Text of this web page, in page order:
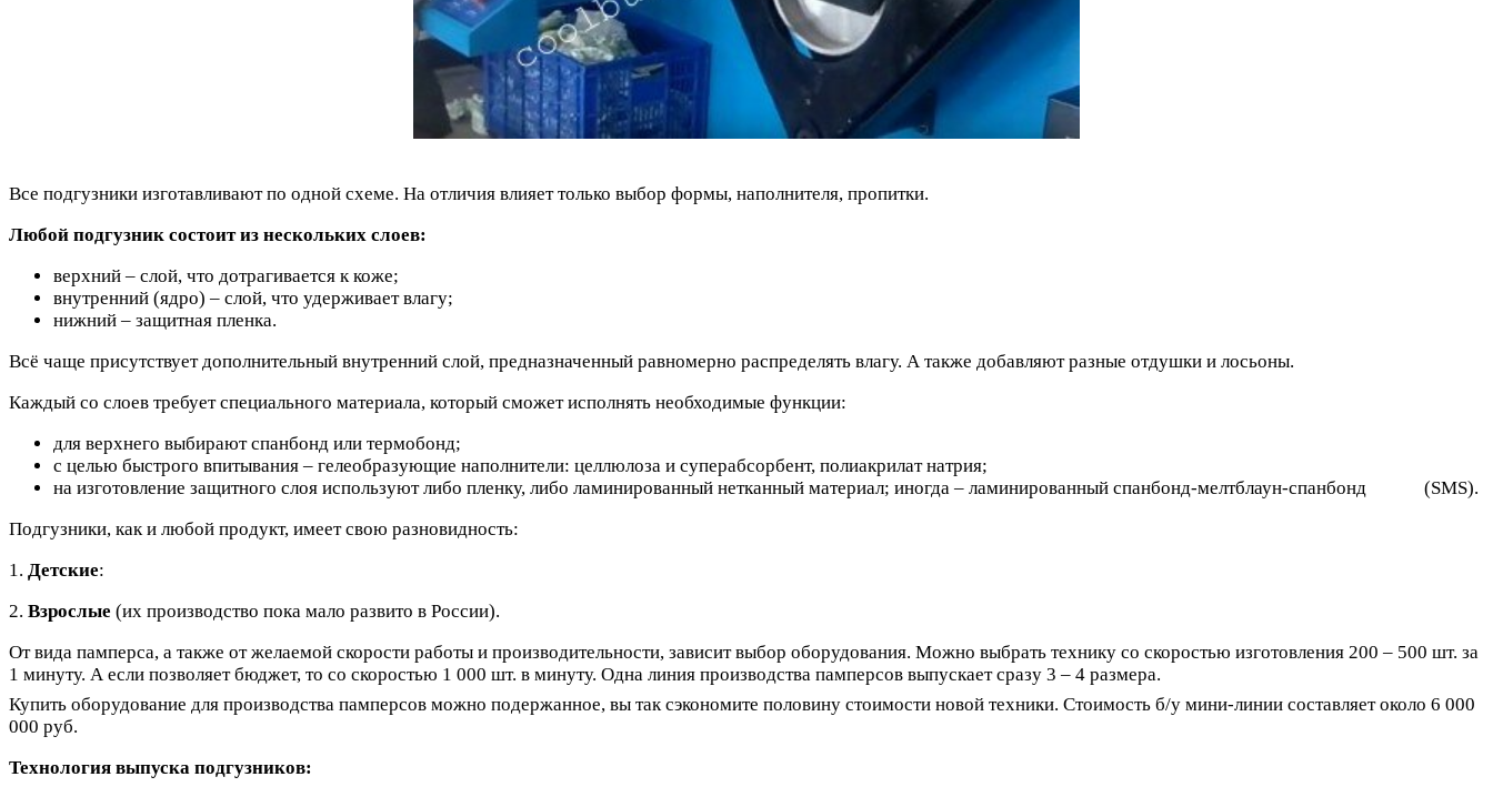
Все подгузники изготавливают по одной схеме. На отличия влияет только выбор формы, наполнителя, пропитки.
Любой подгузник состоит из нескольких слоев:
верхний – слой, что дотрагивается к коже;
внутренний (ядро) – слой, что удерживает влагу;
нижний – защитная пленка.
Всё чаще присутствует дополнительный внутренний слой, предназначенный равномерно распределять влагу. А также добавляют разные отдушки и лосьоны.
Каждый со слоев требует специального материала, который сможет исполнять необходимые функции:
для верхнего выбирают спанбонд или термобонд;
с целью быстрого впитывания – гелеобразующие наполнители: целлюлоза и суперабсорбент, полиакрилат натрия;
на изготовление защитного слоя используют либо пленку, либо ламинированный нетканный материал; иногда – ламинированный спанбонд-мелтблаун-спанбонд (SMS).
Подгузники, как и любой продукт, имеет свою разновидность:
1. Детские:
2. Взрослые (их производство пока мало развито в России).
От вида памперса, а также от желаемой скорости работы и производительности, зависит выбор оборудования. Можно выбрать технику со скоростью изготовления 200 – 500 шт. за
1 минуту. А если позволяет бюджет, то со скоростью 1 000 шт. в минуту. Одна линия производства памперсов выпускает сразу 3 – 4 размера.
Купить оборудование для производства памперсов можно подержанное, вы так сэкономите половину стоимости новой техники. Стоимость б/у мини-линии составляет около 6 000
000 руб.
Технология выпуска подгузников: